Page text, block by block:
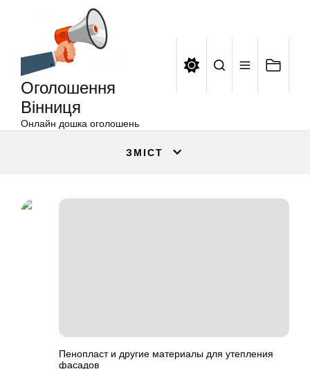
Оголошення
Вінниця
Онлайн дошка оголошень
ЗМІСТ
Пенопласт и другие материалы для утепления
фасадов